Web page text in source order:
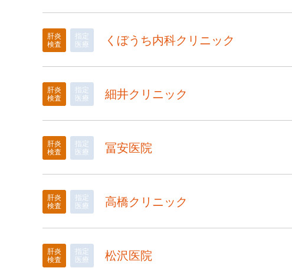
肝炎
検査
指定
医療
くぼうち内科クリニック
肝炎
検査
指定
医療
細井クリニック
肝炎
検査
指定
医療
冨安医院
肝炎
検査
指定
医療
高橋クリニック
肝炎
検査
指定
医療
松沢医院